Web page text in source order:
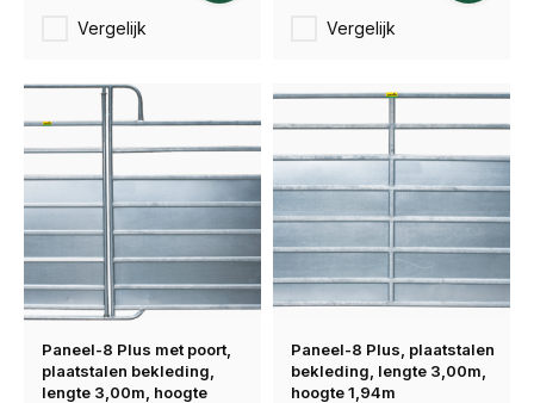
Vergelijk Vergelijk
Paneel-8 Plus met poort,
plaatstalen bekleding,
lengte 3,00m, hoogte
Paneel-8 Plus, plaatstalen
bekleding, lengte 3,00m,
hoogte 1,94m